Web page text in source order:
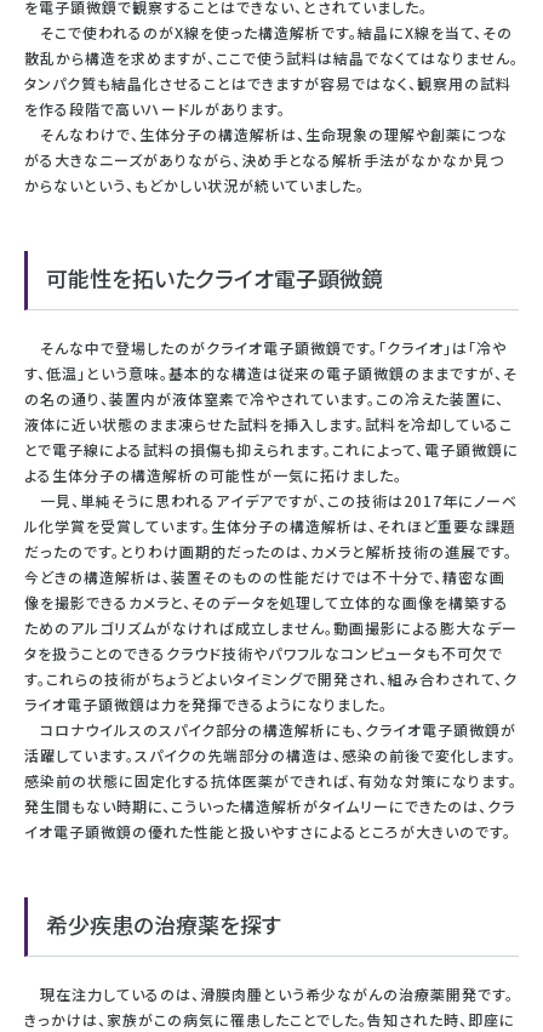
を電子顕微鏡で観察することはできない、とされていました。
そこで使われるのがX線を使った構造解析です。結晶にX線を当て、その
散乱から構造を求めますが、ここで使う試料は結晶でなくてはなりません。
タンパク質も結晶化させることはできますが容易ではなく、観察用の試料
を作る段階で高いハードルがあります。
そんなわけで、生体分子の構造解析は、生命現象の理解や創薬につな
がる大きなニーズがありながら、決め手となる解析手法がなかなか見つ
からないという、もどかしい状況が続いていました。
可能性を拓いたクライオ電子顕微鏡
そんな中で登場したのがクライオ電子顕微鏡です。「クライオ」は「冷や
す、低温」という意味。基本的な構造は従来の電子顕微鏡のままですが、そ
の名の通り、装置内が液体窒素で冷やされています。この冷えた装置に、
液体に近い状態のまま凍らせた試料を挿入します。試料を冷却しているこ
とで電子線による試料の損傷も抑えられます。これによって、電子顕微鏡に
よる生体分子の構造解析の可能性が一気に拓けました。
一見、単純そうに思われるアイデアですが、この技術は2017年にノーベ
ル化学賞を受賞しています。生体分子の構造解析は、それほど重要な課題
だったのです。とりわけ画期的だったのは、カメラと解析技術の進展です。
今どきの構造解析は、装置そのものの性能だけでは不十分で、精密な画
像を撮影できるカメラと、そのデータを処理して立体的な画像を構築する
ためのアルゴリズムがなければ成立しません。動画撮影による膨大なデー
タを扱うことのできるクラウド技術やパワフルなコンピュータも不可欠で
す。これらの技術がちょうどよいタイミングで開発され、組み合わされて、ク
ライオ電子顕微鏡は力を発揮できるようになりました。
コロナウイルスのスパイク部分の構造解析にも、クライオ電子顕微鏡が
活躍しています。スパイクの先端部分の構造は、感染の前後で変化します。
感染前の状態に固定化する抗体医薬ができれば、有効な対策になります。
発生間もない時期に、こういった構造解析がタイムリーにできたのは、クラ
イオ電子顕微鏡の優れた性能と扱いやすさによるところが大きいのです。
希少疾患の治療薬を探す
現在注力しているのは、滑膜肉腫という希少ながんの治療薬開発です。
きっかけは、家族がこの病気に罹患したことでした。告知された時、即座に